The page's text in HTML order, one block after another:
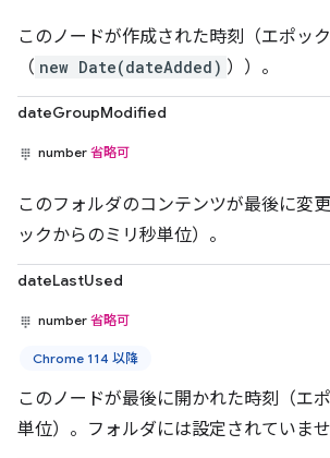
このノードが作成された時刻（エポッ
（ new Date(dateAdded) ））。
dateGroupModified
number 省略可
このフォルダのコンテンツが最後に変
ックからのミリ秒単位）。
dateLastUsed
number 省略可
Chrome 114 以降
このノードが最後に開かれた時刻（エ
単位）。フォルダには設定されていませ